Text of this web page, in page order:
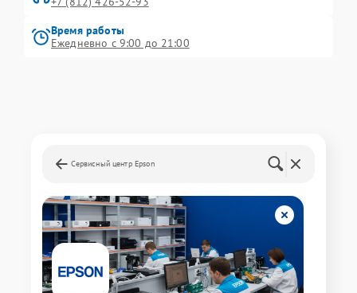
Время работы
Ежедневно с 9:00 до 21:00
Сервисный центр Epson